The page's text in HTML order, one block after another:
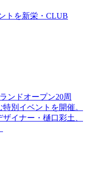
トを新栄・CLUB
ンドオープン20周
別イベントを開催。
イナー・樋口彩土、